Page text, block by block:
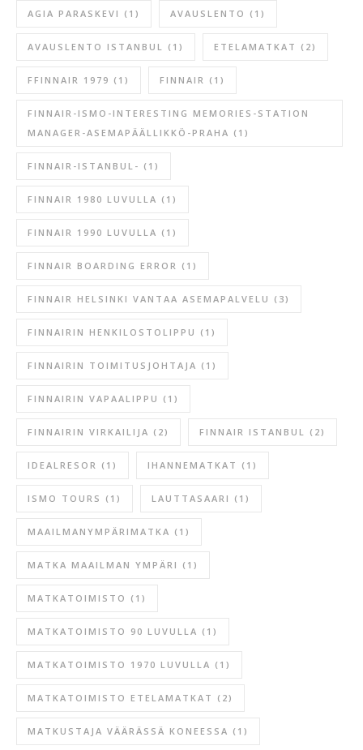
AGIA PARASKEVI (1) AVAUSLENTO (1)
AVAUSLENTO ISTANBUL (1) ETELAMATKAT (2)
FFINNAIR 1979 (1) FINNAIR (1)
FINNAIR-ISMO-INTERESTING MEMORIES-STATION
MANAGER-ASEMAPÄÄLLIKKÖ-PRAHA (1)
FINNAIR-ISTANBUL- (1)
FINNAIR 1980 LUVULLA (1)
FINNAIR 1990 LUVULLA (1)
FINNAIR BOARDING ERROR (1)
FINNAIR HELSINKI VANTAA ASEMAPALVELU (3)
FINNAIRIN HENKILOSTOLIPPU (1)
FINNAIRIN TOIMITUSJOHTAJA (1)
FINNAIRIN VAPAALIPPU (1)
FINNAIRIN VIRKAILIJA (2) FINNAIR ISTANBUL (2)
IDEALRESOR (1) IHANNEMATKAT (1)
ISMO TOURS (1) LAUTTASAARI (1)
MAAILMANYMPÄRIMATKA (1)
MATKA MAAILMAN YMPÄRI (1)
MATKATOIMISTO (1)
MATKATOIMISTO 90 LUVULLA (1)
MATKATOIMISTO 1970 LUVULLA (1)
MATKATOIMISTO ETELAMATKAT (2)
MATKUSTAJA VÄÄRÄSSÄ KONEESSA (1)